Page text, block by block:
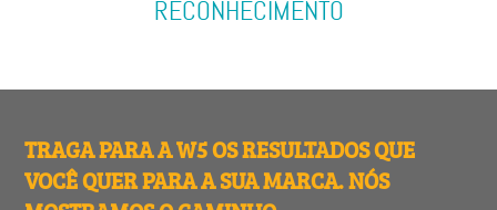
RECONHECIMENTO
TRAGA PARA A W5 OS RESULTADOS QUE
VOCÊ QUER PARA A SUA MARCA. NÓS